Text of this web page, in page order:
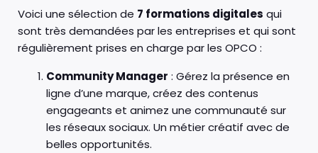
Voici une sélection de 7 formations digitales qui
sont très demandées par les entreprises et qui sont
régulièrement prises en charge par les OPCO :
Community Manager : Gérez la présence en
ligne d’une marque, créez des contenus
engageants et animez une communauté sur
les réseaux sociaux. Un métier créatif avec de
belles opportunités.